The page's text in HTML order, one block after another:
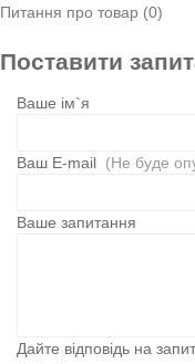
Питання про товар (0)
Поставити
Ваше ім`я
Ваш E-mail (Не буде
Ваше запитання
Дайте відповідь на